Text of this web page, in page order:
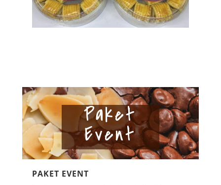
Paket
Event
PAKET EVENT